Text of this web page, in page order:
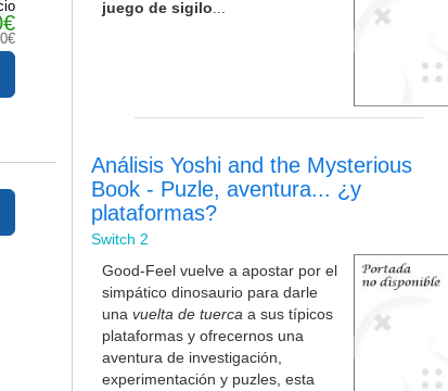
juego de sigilo
Análisis Yoshi and the Mysterious
Book - Puzle, aventura... ¿y
plataformas?
Switch 2
Good-Feel vuelve a apostar por el
simpático dinosaurio para darle
unavuelta de tuerca a sus típicos
plataformas y ofrecernos una
aventura de investigación,
experimentación y puzles, esta